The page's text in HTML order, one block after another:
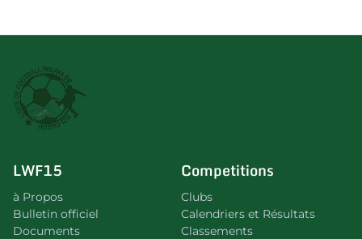
LWF15
à Propos
Bulletin officiel
Documents
Competitions
Clubs
Calendriers et Résultats
Classements